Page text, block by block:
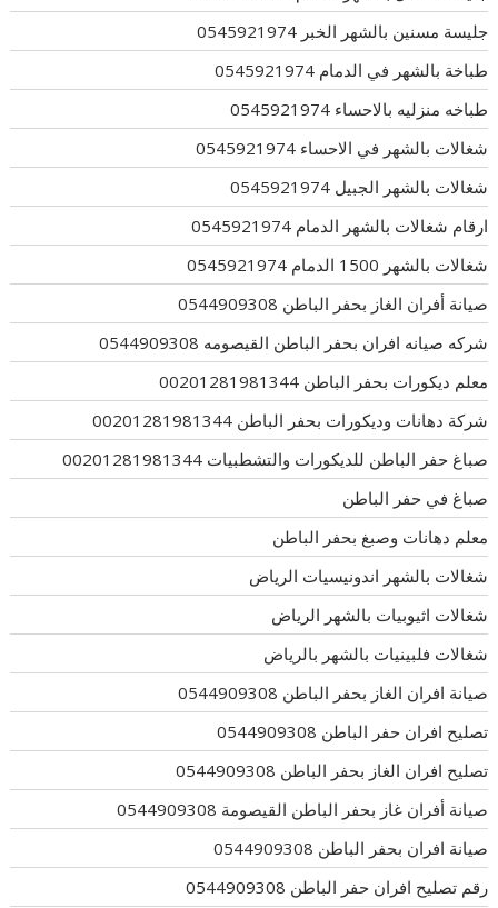
جليسة مسنين بالشهر الخبر 0545921974
طباخة بالشهر في الدمام 0545921974
طباخه منزليه بالاحساء 0545921974
شغالات بالشهر في الاحساء 0545921974
شغالات بالشهر الجبيل 0545921974
ارقام شغالات بالشهر الدمام 0545921974
شغالات بالشهر 1500 الدمام 0545921974
صيانة أفران الغاز بحفر الباطن 0544909308
شركه صيانه افران بحفر الباطن القيصومه 0544909308
معلم ديكورات بحفر الباطن 00201281981344
شركة دهانات وديكورات بحفر الباطن 00201281981344
صباغ حفر الباطن للديكورات والتشطبيات 00201281981344
صباغ في حفر الباطن
معلم دهانات وصبغ بحفر الباطن
شغالات بالشهر اندونيسيات الرياض
شغالات اثيوبيات بالشهر الرياض
شغالات فلبينيات بالشهر بالرياض
صيانة افران الغاز بحفر الباطن 0544909308
تصليح افران حفر الباطن 0544909308
تصليح افران الغاز بحفر الباطن 0544909308
صيانة أفران غاز بحفر الباطن القيصومة 0544909308
صيانة افران بحفر الباطن 0544909308
رقم تصليح افران حفر الباطن 0544909308